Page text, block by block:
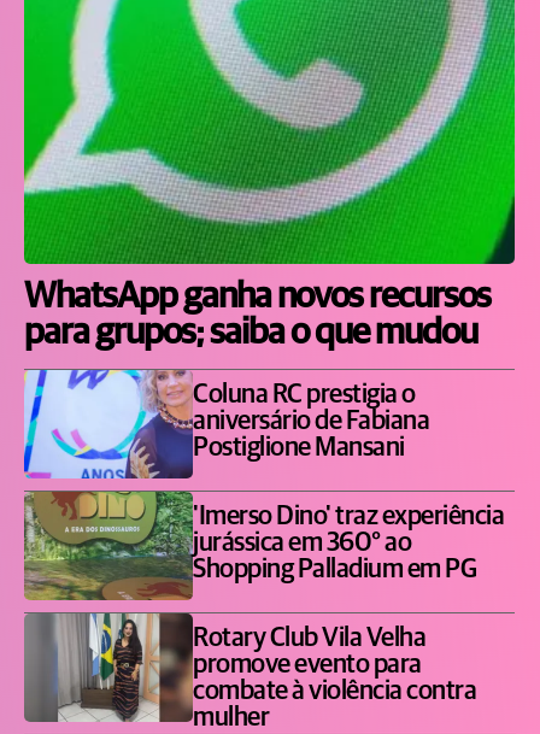
WhatsApp ganha novos recursos
para grupos; saiba o que mudou
Coluna RC prestigia o
aniversário de Fabiana
Postiglione Mansani
'Imerso Dino' traz experiência
jurássica em 360° ao
Shopping Palladium em PG
Rotary Club Vila Velha
promove evento para
combate à violência contra
mulher